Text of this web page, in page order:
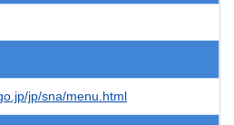
jp/sna/menu.html